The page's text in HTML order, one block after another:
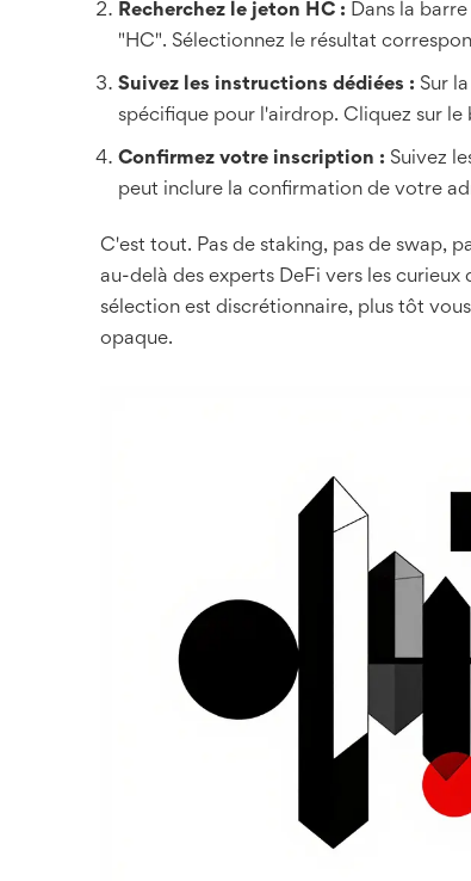
Recherchez le jeton HC : Dans la
"HC". Sélectionnez le résultat
Suivez les instructions dédiées : Sur
spécifique pour l'airdrop. Cliquez sur
Confirmez votre inscription : Suivez
peut inclure la confirmation de votre
C'est tout. Pas de staking, pas de swap,
au-delà des experts DeFi vers les
sélection est discrétionnaire, plus tôt
opaque.